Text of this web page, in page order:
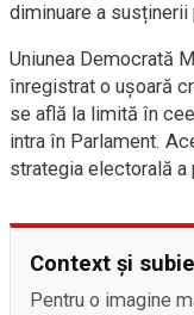
diminuare a
Uniunea Democrată
înregistrat o ușoară
se află la limită în
intra în Parlament.
strategia electorală a
Context și
Pentru o imagine